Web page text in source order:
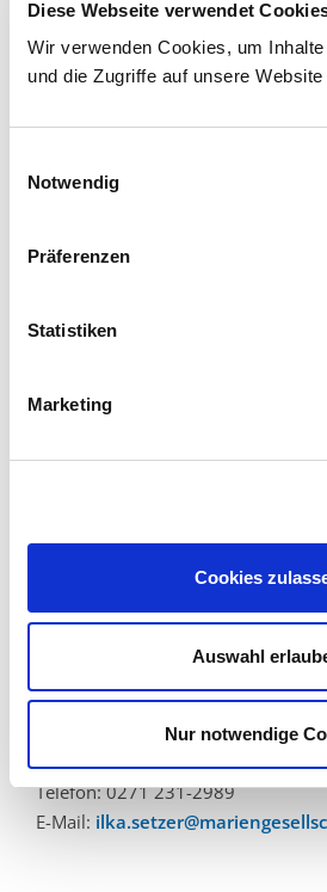
Diese Webseite verwendet
Wir verwenden Cookies, um
und die Zugriffe auf unsere
Notwendig
Präferenzen
Statistiken
Marketing
Cookies
Auswahl
Nur notwendige
Fragen haben oder etwas unklar ist.
Rückfragen zu stellen – zum
Medikamenten, Untersuchungen
www.mariengesellschaft.de
und
E-Mail:
Ilka Setzer
Telefon: 0271 231-2989
E-Mail: